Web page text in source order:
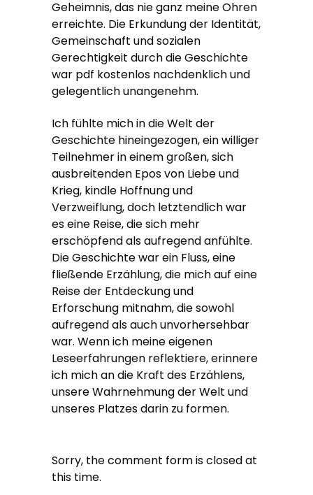
Geheimnis, das nie ganz meine Ohren
erreichte. Die Erkundung der Identität,
Gemeinschaft und sozialen
Gerechtigkeit durch die Geschichte
war pdf kostenlos nachdenklich und
gelegentlich unangenehm.
Ich fühlte mich in die Welt der
Geschichte hineingezogen, ein williger
Teilnehmer in einem großen, sich
ausbreitenden Epos von Liebe und
Krieg, kindle Hoffnung und
Verzweiflung, doch letztendlich war
es eine Reise, die sich mehr
erschöpfend als aufregend anfühlte.
Die Geschichte war ein Fluss, eine
fließende Erzählung, die mich auf eine
Reise der Entdeckung und
Erforschung mitnahm, die sowohl
aufregend als auch unvorhersehbar
war. Wenn ich meine eigenen
Leseerfahrungen reflektiere, erinnere
ich mich an die Kraft des Erzählens,
unsere Wahrnehmung der Welt und
unseres Platzes darin zu formen.
Sorry, the comment form is closed at
this time.